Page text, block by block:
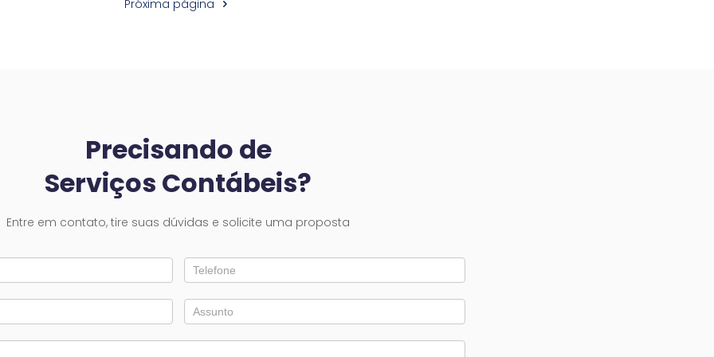
Próxima página
Precisando de
Serviços Contábeis?
Entre em contato, tire suas dúvidas e solicite uma proposta